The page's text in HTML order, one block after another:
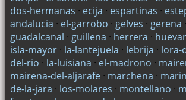
dos-hermanas · ecija · espartinas ·
andalucia · el-garrobo · gelves · gerena ·
guadalcanal · guillena · herrera ·
isla-mayor· la-lantejuela · lebrija · lora-
del-rio · la-luisiana · el-madrono ·
mairena-del-aljarafe· marchena ·
de-la-jara · los-molares · montellano ·